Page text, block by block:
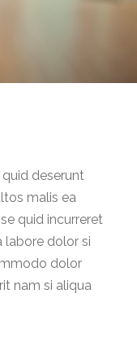
deserunt
malis ea
quid incurreret
labore dolor si
dolor
nam si aliqua